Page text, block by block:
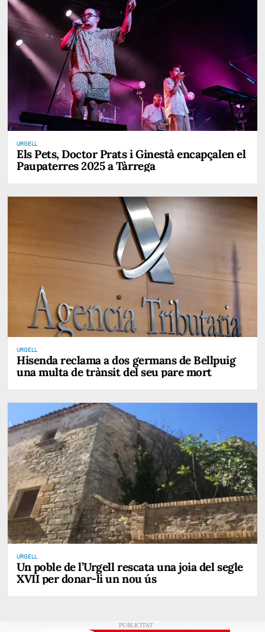
URGELL
Els Pets, Doctor Prats i Ginestà encapçalen el
Paupaterres 2025 a Tàrrega
URGELL
Hisenda reclama a dos germans de Bellpuig
una multa de trànsit del seu pare mort
URGELL
Un poble de l’Urgell rescata una joia del segle
XVII per donar-li un nou ús